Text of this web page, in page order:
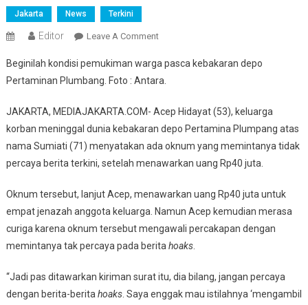
Jakarta News Terkini
Editor Leave A CommentOn
Korban
Kebakaran
Pertamina
Plumpang
Mengaku
Didatangi
Tawarkan
Uang
Rp
40
Beginilah kondisi pemukiman warga pasca kebakaran depo
Pertaminan Plumbang. Foto : Antara.
JAKARTA, MEDIAJAKARTA.COM- Acep Hidayat (53), keluarga
korban meninggal dunia kebakaran depo Pertamina Plumpang atas
nama Sumiati (71) menyatakan ada oknum yang memintanya tidak
percaya berita terkini, setelah menawarkan uang Rp40 juta.
Oknum tersebut, lanjut Acep, menawarkan uang Rp40 juta untuk
empat jenazah anggota keluarga. Namun Acep kemudian merasa
curiga karena oknum tersebut mengawali percakapan dengan
memintanya tak percaya pada berita hoaks.
“Jadi pas ditawarkan kiriman surat itu, dia bilang, jangan percaya
dengan berita-berita hoaks. Saya enggak mau istilahnya ‘mengambil